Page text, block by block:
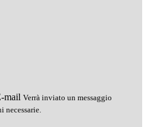
mail Verrà inviato un messaggio
necessarie.